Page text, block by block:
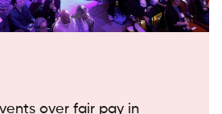
over fair pay in